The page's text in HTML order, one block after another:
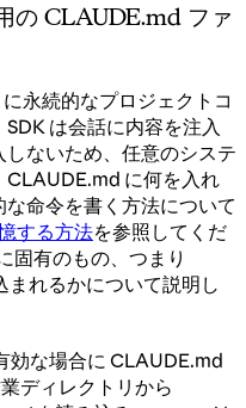
の CLAUDE.md ファ
永続的なプロジェクトコ
は会話に内容を注入
ないため、任意のシステ
CLAUDE.md に何を入れ
命令を書く方法について
する方法を参照してくだ
固有のもの、つまり
れるかについて説明し
効な場合に CLAUDE.md
ディレクトリから